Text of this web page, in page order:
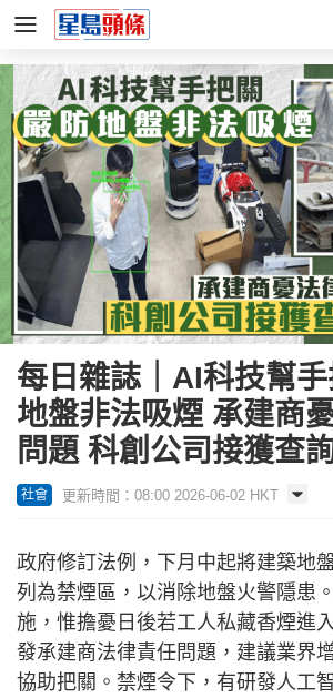
每日雜誌｜AI科技幫
地盤非法吸煙 承建商
問題 科創公司接獲查
社會 更新時間：08:00 2026-06-02 HKT
政府修訂法例，下月中起將建築地
列為禁煙區，以消除地盤火警隱患
施，惟擔憂日後若工人私藏香煙進
發承建商法律責任問題，建議業界
協助把關。禁煙令下，有研發人工